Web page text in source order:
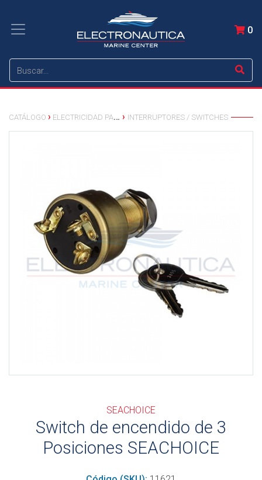
0
CATÁLOGO ELECTRICIDAD PARA EMBARCACIONES INTERRUPTORES / SWITCHES
SEACHOICE
Switch de encendido de 3
Posiciones SEACHOICE